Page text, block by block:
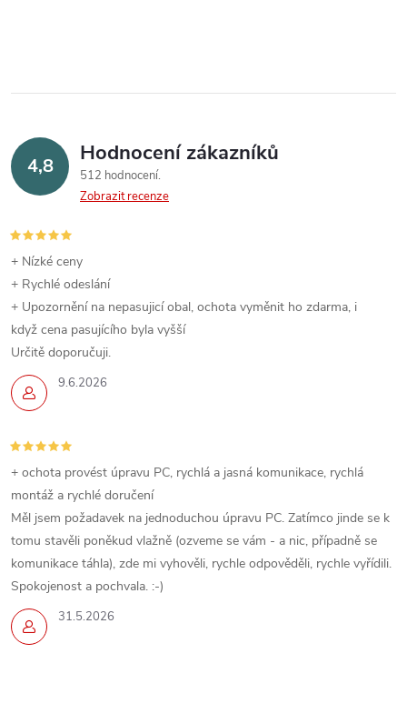
4,8 Hodnocení zákazníků
512 hodnocení
Zobrazit recenze
9.6.2026
+ Nízké ceny
+ Rychlé odeslání
+ Upozornění na nepasujicí obal, ochota vyměnit ho zdarma, i
když cena pasujícího byla vyšší
Určitě doporučuji.
31.5.2026
+ ochota provést úpravu PC, rychlá a jasná komunikace, rychlá
montáž a rychlé doručení
Měl jsem požadavek na jednoduchou úpravu PC. Zatímco jinde se k
tomu stavěli poněkud vlažně (ozveme se vám - a nic, případně se
komunikace táhla), zde mi vyhověli, rychle odpověděli, rychle vyřídili.
Spokojenost a pochvala. :-)